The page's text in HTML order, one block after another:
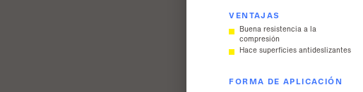
VENTAJAS
Buena resistencia a la
compresión
Hace superficies antideslizantes
FORMA DE APLICACIÓN